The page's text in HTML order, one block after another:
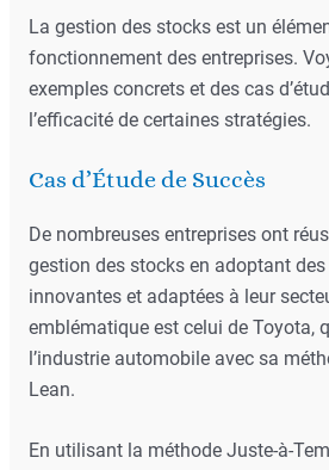
La gestion des stocks est un
fonctionnement des entreprises.
exemples concrets et des cas
l’efficacité de certaines stratégies.
Cas d’Étude de Succès
De nombreuses entreprises ont
gestion des stocks en adoptant
innovantes et adaptées à leur
emblématique est celui de Toyota,
l’industrie automobile avec sa
Lean.
En utilisant la méthode Juste-à-